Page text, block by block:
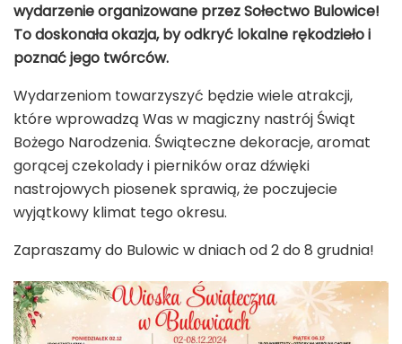
wydarzenie organizowane przez Sołectwo Bulowice!
To doskonała okazja, by odkryć lokalne rękodzieło i
poznać jego twórców.
Wydarzeniom towarzyszyć będzie wiele atrakcji,
które wprowadzą Was w magiczny nastrój Świąt
Bożego Narodzenia. Świąteczne dekoracje, aromat
gorącej czekolady i pierników oraz dźwięki
nastrojowych piosenek sprawią, że poczujecie
wyjątkowy klimat tego okresu.
Zapraszamy do Bulowic w dniach od 2 do 8 grudnia!